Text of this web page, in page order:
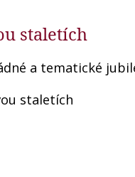
staletích
a tematické
staletích